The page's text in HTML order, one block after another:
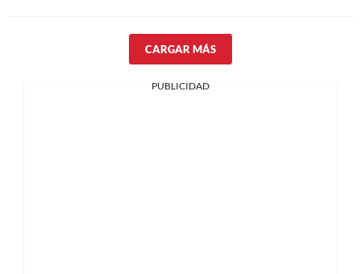
CARGAR MÁS
PUBLICIDAD